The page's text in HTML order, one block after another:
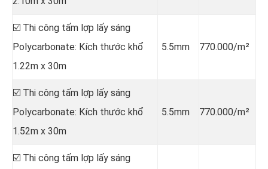
☑️ Thi công tấm lợp lấy sáng
Polycarbonate: Kích thước khổ
1.22m x 30m
5.5mm 770.000/m²
☑️ Thi công tấm lợp lấy sáng
Polycarbonate: Kích thước khổ
1.52m x 30m
5.5mm 770.000/m²
☑️ Thi công tấm lợp lấy sáng